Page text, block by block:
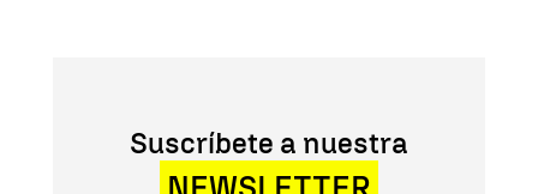
Suscríbete a nuestra